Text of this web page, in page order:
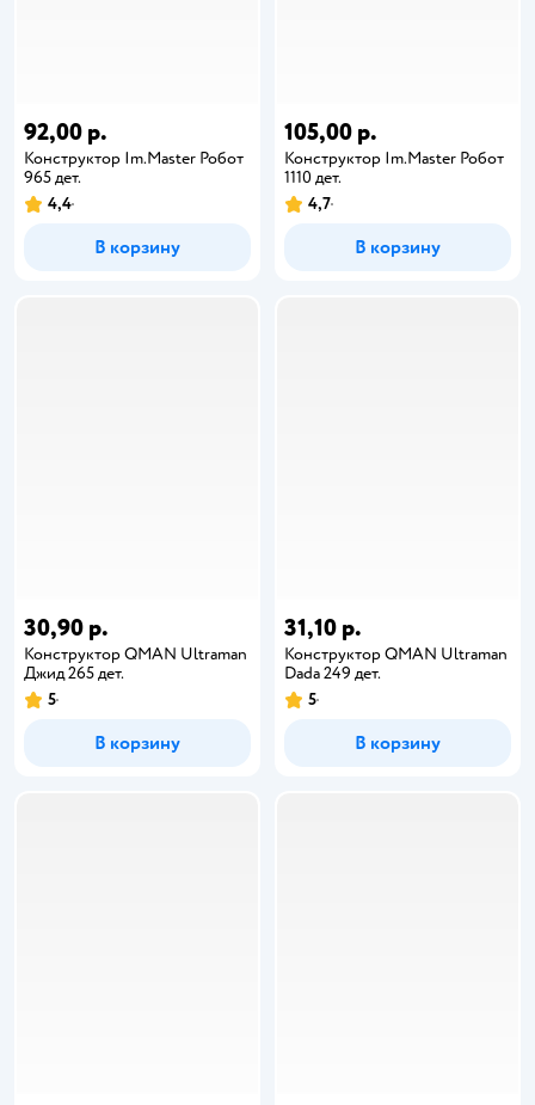
92,00 р.
Конструктор Im.Master Робот
965 дет.
4,4
В корзину
105,00 р.
Конструктор Im.Master Робот
1110 дет.
4,7
В корзину
30,90 р.
Конструктор QMAN Ultraman
Джид 265 дет.
5
В корзину
31,10 р.
Конструктор QMAN Ultraman
Dada 249 дет.
5
В корзину